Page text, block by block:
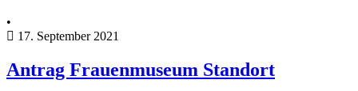
•
17. September 2021
Antrag Frauenmuseum Standort